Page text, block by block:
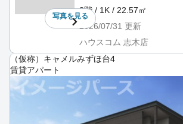
写真を見る
3階 / 1K / 22.57㎡
2026/07/31 更新
ハウスコム 志木店
（仮称）キャメルみずほ台4
賃貸アパート